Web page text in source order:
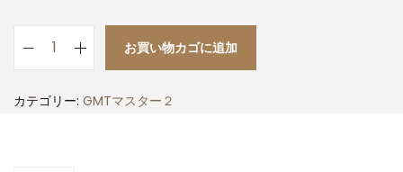
お買い物カゴに追加
カテゴリー: GMTマスター２